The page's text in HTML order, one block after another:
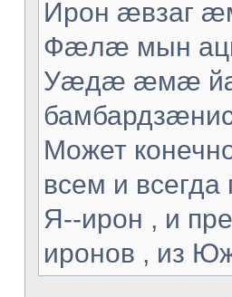
Ирон æвзаг
Фæлæ мын
Уæдæ æмæ йæ
Может
всем и всегда
Я--ирон , и
иронов , из